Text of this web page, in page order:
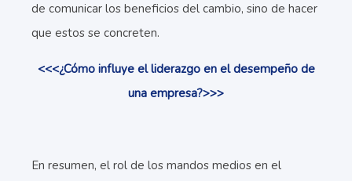
de comunicar los beneficios del cambio, sino de hacer
que estos se concreten.
<<<¿Cómo influye el liderazgo en el desempeño de
una empresa?>>>
En resumen, el rol de los mandos medios en el